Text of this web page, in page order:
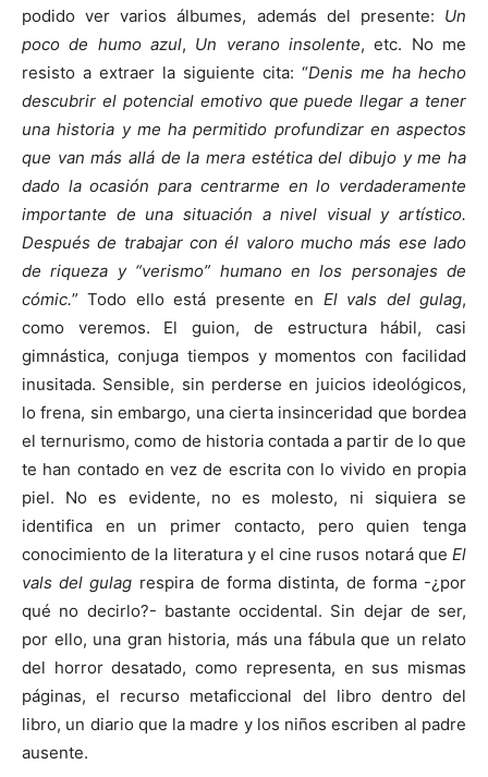
podido ver varios álbumes, además del presente: Un
poco de humo azul, Un verano insolente, etc. No me
resisto a extraer la siguiente cita: “Denis me ha hecho
descubrir el potencial emotivo que puede llegar a tener
una historia y me ha permitido profundizar en aspectos
que van más allá de la mera estética del dibujo y me ha
dado la ocasión para centrarme en lo verdaderamente
importante de una situación a nivel visual y artístico.
Después de trabajar con él valoro mucho más ese lado
de riqueza y “verismo” humano en los personajes de
cómic.” Todo ello está presente en El vals del gulag,
como veremos. El guion, de estructura hábil, casi
gimnástica, conjuga tiempos y momentos con facilidad
inusitada. Sensible, sin perderse en juicios ideológicos,
lo frena, sin embargo, una cierta insinceridad que bordea
el ternurismo, como de historia contada a partir de lo que
te han contado en vez de escrita con lo vivido en propia
piel. No es evidente, no es molesto, ni siquiera se
identifica en un primer contacto, pero quien tenga
conocimiento de la literatura y el cine rusos notará que El
vals del gulag respira de forma distinta, de forma -¿por
qué no decirlo?- bastante occidental. Sin dejar de ser,
por ello, una gran historia, más una fábula que un relato
del horror desatado, como representa, en sus mismas
páginas, el recurso metaficcional del libro dentro del
libro, un diario que la madre y los niños escriben al padre
ausente.